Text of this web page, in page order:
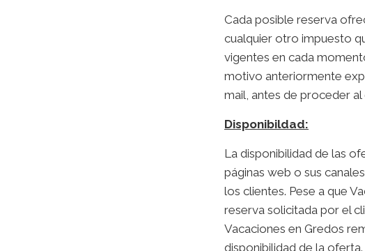
Cada posible reserva
cualquier otro impuesto
vigentes en cada
motivo anteriormente
mail, antes de proceder
Disponibildad:
La disponibilidad de las
páginas web o sus
los clientes. Pese a que
reserva solicitada por el
Vacaciones en Gredos
disponibilidad de la oferta.